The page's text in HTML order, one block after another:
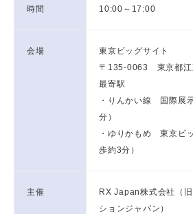
時間 10:00～17:00
会場
東京ビッグサイト
〒135-0063 東京都江
最寄駅
・りんかい線 国際展
分）
・ゆりかもめ 東京ビ
歩約3分）
主催
RX Japan株式会社（
ションジャパン）